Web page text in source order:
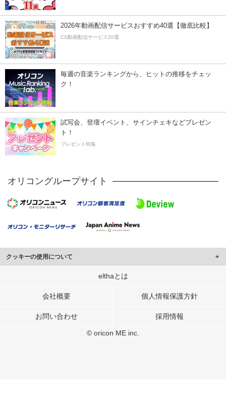
2026年動画配信サービスおすすめ40選【徹底比較】
CS動画配信サービス20選
毎週の音楽ランキングから、ヒットの推移をチェッ
ク！
試写会、登壇イベント、サインチェキなどプレゼン
ト！
プレゼント特集
オリコングループサイト
クッキーの使用について
このサイトでは Cookie を使用して、ユーザーに合わせたコンテンツや広告の
行っています。
メディアや広告配信、データ解析の各パートナーに提供しています。
elthaとは
会社概要 個人情報保護方針
お問い合わせ 採用情報
© oricon ME inc.